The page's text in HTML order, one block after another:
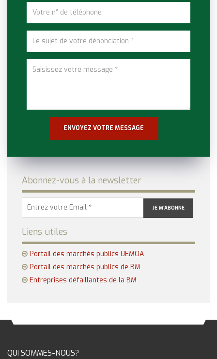
Abonnez-vous à la newsletter
Liens utiles
Portail des marchés publics UEMOA
Portail des marchés publics de BM
Entreprises défaillantes de la BM
QUI SOMMES-NOUS?